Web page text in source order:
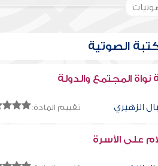
الصوتية
نواة المجتمع والدولة
الزهيري تقييم المادة:
على الأسرة